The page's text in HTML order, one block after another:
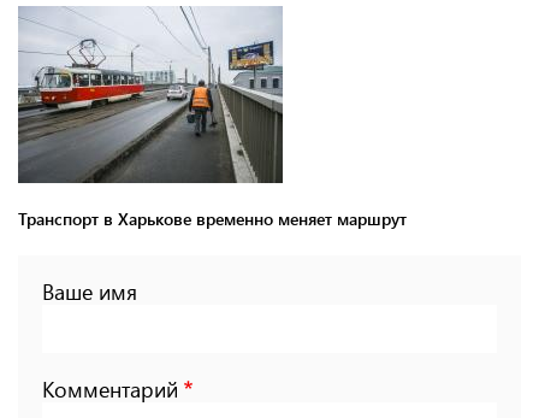
Транспорт в Харькове временно меняет маршрут
Ваше имя
Комментарий